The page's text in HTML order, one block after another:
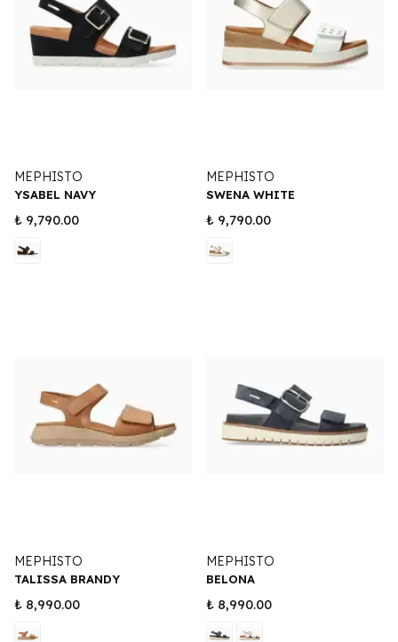
MEPHISTO
YSABEL NAVY
₺ 9,790.00
MEPHISTO
SWENA WHITE
₺ 9,790.00
MEPHISTO
TALISSA BRANDY
₺ 8,990.00
MEPHISTO
BELONA
₺ 8,990.00